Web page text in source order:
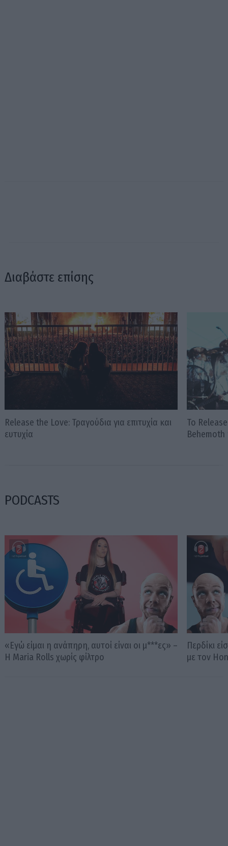
Διαβάστε επίσης
Release the Love: Τραγούδια για επιτυχία και
ευτυχία
Το
Behemoth
PODCASTS
«Εγώ είμαι η ανάπηρη, αυτοί είναι οι μ***ες» –
Η Maria Rolls χωρίς φίλτρο
Περδίκι
με τον